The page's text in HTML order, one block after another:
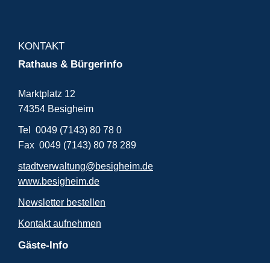
KONTAKT
Rathaus & Bürgerinfo
Marktplatz 12
74354 Besigheim
Tel 0049 (7143) 80 78 0
Fax 0049 (7143) 80 78 289
stadtverwaltung@besigheim.de
www.besigheim.de
Newsletter bestellen
Kontakt aufnehmen
Gäste-Info